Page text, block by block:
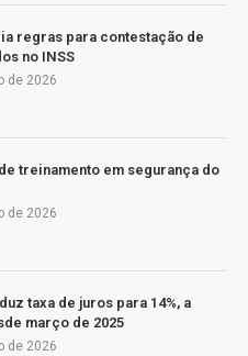
regras para contestação de
no INSS
de 2026
treinamento em segurança do
de 2026
taxa de juros para 14%, a
março de 2025
de 2026